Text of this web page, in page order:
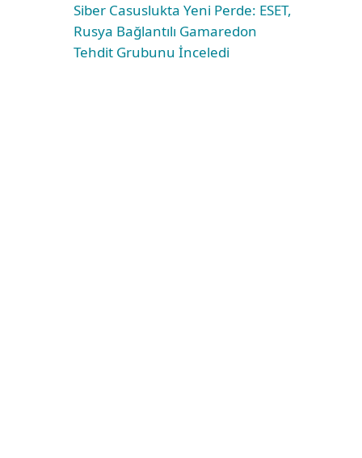
Siber Casuslukta Yeni Perde: ESET,
Rusya Bağlantılı Gamaredon
Tehdit Grubunu İnceledi